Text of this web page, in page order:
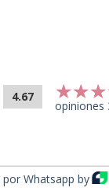
4.67
opiniones
por Whatsapp by